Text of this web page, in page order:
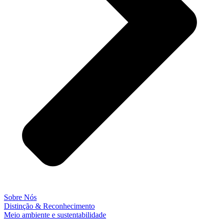
Sobre Nós
Distinção & Reconhecimento
Meio ambiente e sustentabilidade